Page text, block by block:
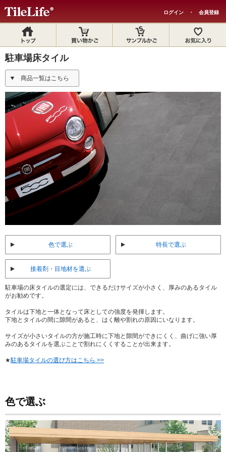
ログイン ・ 会員登録
駐車場床タイル
商品一覧はこちら
色で選ぶ 特長で選ぶ
接着剤・目地材を選ぶ
駐車場の床タイルの選定には、できるだけサイズが小さく、厚みのあるタイル
がお勧めです。
タイルは下地と一体となって床としての強度を発揮します。
下地とタイルの間に隙間があると、はく離や割れの原因にいなります。
サイズが小さいタイルの方が施工時に下地と隙間ができにくく、曲げに強い厚
みのあるタイルを選ぶことで割れにくくすることが出来ます。
★駐車場タイルの選び方はこちら >>
色で選ぶ